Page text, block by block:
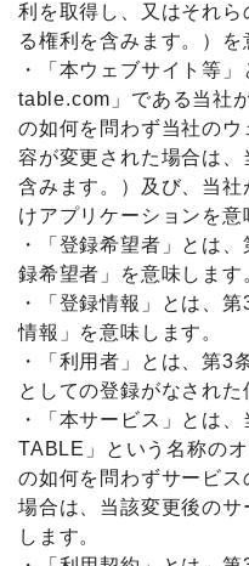
利を取得し、又はそれ
る権利を含みます。）を
・「本ウェブサイト等
table.com」である当社
の如何を問わず当社の
容が変更された場合は
含みます。）及び、当
けアプリケーションを意
・「登録希望者」とは
録希望者」を意味します
・「登録情報」とは、
情報」を意味します。
・「利用者」とは、第3
としての登録がなされた
・「本サービス」とは
TABLE」という名称の
の如何を問わずサービ
場合は、当該変更後の
します。